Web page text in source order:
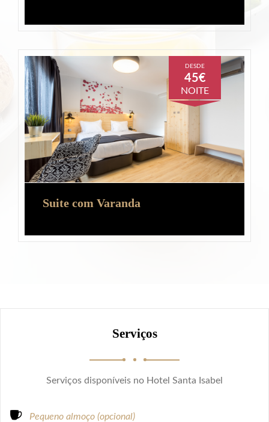
DESDE
45€
NOITE
Suite com Varanda
Serviços
Serviços disponíveis no Hotel Santa Isabel
Pequeno almoço (opcional)